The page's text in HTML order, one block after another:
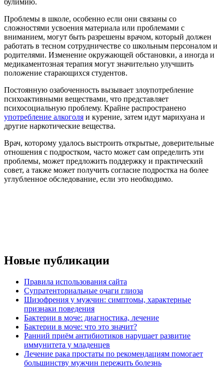
булимию.
Проблемы в школе, особенно если они связаны со
сложностями усвоения материала или проблемами с
вниманием, могут быть разрешены врачом, который должен
работать в тесном сотрудничестве со школьным персоналом и
родителями. Изменение окружающей обстановки, а иногда и
медикаментозная терапия могут значительно улучшить
положение старающихся студентов.
Постоянную озабоченность вызывает злоупотребление
психоактивными веществами, что представляет
психосоциальную проблему. Крайне распространено
употребление алкоголя и курение, затем идут марихуана и
другие наркотические вещества.
Врач, которому удалось выстроить открытые, доверительные
отношения с подростком, часто может сам определить эти
проблемы, может предложить поддержку и практический
совет, а также может получить согласие подростка на более
углубленное обследование, если это необходимо.
Новые публикации
Правила использования сайта
Супратенториальные очаги глиоза
Шизофрения у мужчин: симптомы, характерные
признаки поведения
Бактерии в моче: диагностика, лечение
Бактерии в моче: что это значит?
Ранний приём антибиотиков нарушает развитие
иммунитета у младенцев
Лечение рака простаты по рекомендациям помогает
большинству мужчин пережить болезнь